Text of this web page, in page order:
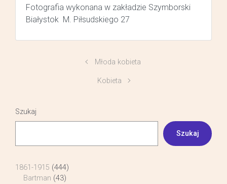
Fotografia wykonana w zakładzie Szymborski
Białystok M. Piłsudskiego 27
Młoda kobieta
Kobieta
Szukaj
Szukaj
1861-1915 (444)
Bartman (43)